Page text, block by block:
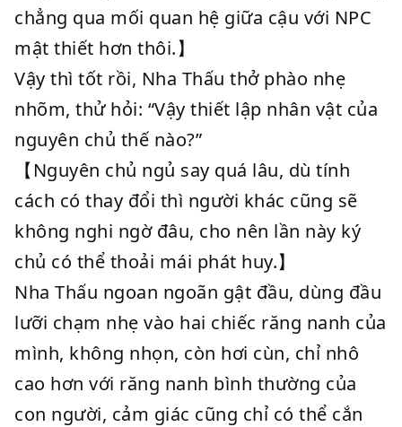
chẳng qua mối quan hệ giữa cậu với NPC
mật thiết hơn thôi.】
Vậy thì tốt rồi, Nha Thấu thở phào nhẹ
nhõm, thử hỏi: “Vậy thiết lập nhân vật của
nguyên chủ thế nào?”
【Nguyên chủ ngủ say quá lâu, dù tính
cách có thay đổi thì người khác cũng sẽ
không nghi ngờ đâu, cho nên lần này ký
chủ có thể thoải mái phát huy.】
Nha Thấu ngoan ngoãn gật đầu, dùng đầu
lưỡi chạm nhẹ vào hai chiếc răng nanh của
mình, không nhọn, còn hơi cùn, chỉ nhô
cao hơn với răng nanh bình thường của
con người, cảm giác cũng chỉ có thể cắn